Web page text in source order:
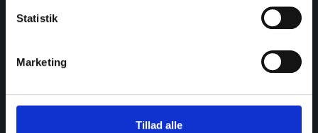
Statistik
Marketing
Tillad alle
brancher, har valgt at bruge Hippo til deres
og bliv inspireret af andres gode resultater til din